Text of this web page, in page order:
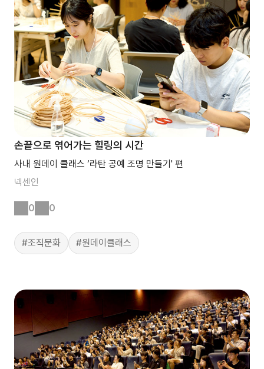
손끝으로 엮어가는 힐링의 시간
사내 원데이 클래스 ‘라탄 공예 조명 만들기' 편
넥센인
0 0
#조직문화 #원데이클래스